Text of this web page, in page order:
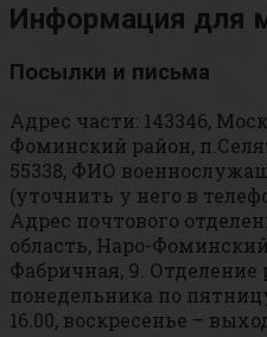
Информация для
Посылки и письма
Адрес части: 143346,
Фоминский район,
55338, ФИО
(уточнить у него в
Адрес почтового
область, Наро-
Фабричная, 9. Отделение
понедельника по
16.00, воскресенье –